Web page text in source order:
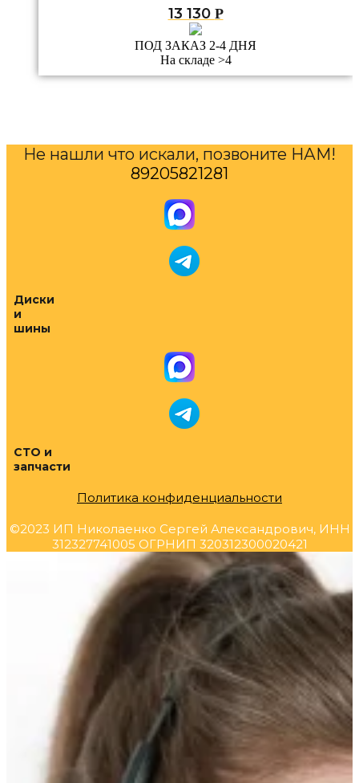
13 130 Р
ПОД ЗАКАЗ 2-4 ДНЯ
На складе >4
Не нашли что искали, позвоните НАМ!
89205821281
Диски
и
шины
СТО и
запчасти
Политика конфиденциальности
©2023 ИП Николаенко Сергей Александрович, ИНН
312327741005 ОГРНИП 320312300020421